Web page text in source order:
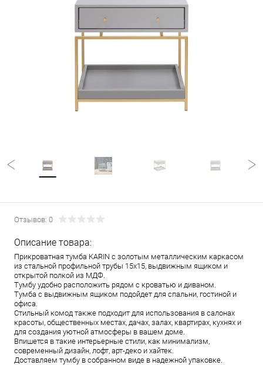
Отзывов: 0
Описание товара:
Прикроватная тумба KARIN с золотым металлическим каркасом
из стальной профильной трубы 15x15, выдвижным ящиком и
открытой полкой из МДФ.
Тумбу удобно расположить рядом с кроватью и диваном.
Тумба с выдвижным ящиком подойдет для спальни, гостиной и
офиса.
Стильный комод также подходит для использования в салонах
красоты, общественных местах, дачах, залах, квартирах, кухнях и
для создания уютной атмосферы в вашем доме.
Впишется в такие интерьерные стили, как минимализм,
современный дизайн, лофт, арт-деко и хайтек.
Доставляем тумбу в собранном виде в надежной упаковке.